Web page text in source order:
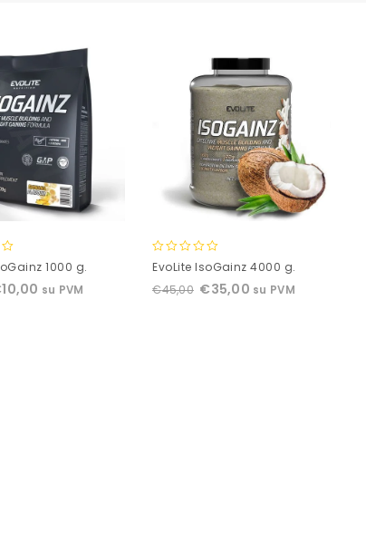
1000 g.
10,00 su PVM
0
of
EvoLite IsoGainz 4000 g.
€45,00 €35,00 su PVM